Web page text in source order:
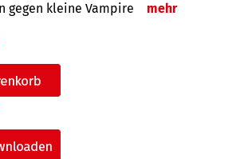
gegen kleine Vampire mehr